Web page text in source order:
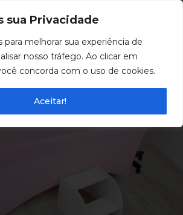
sua Privacidade
para melhorar sua experiência de
nosso tráfego. Ao clicar em
concorda com o uso de cookies.
Aceitar!